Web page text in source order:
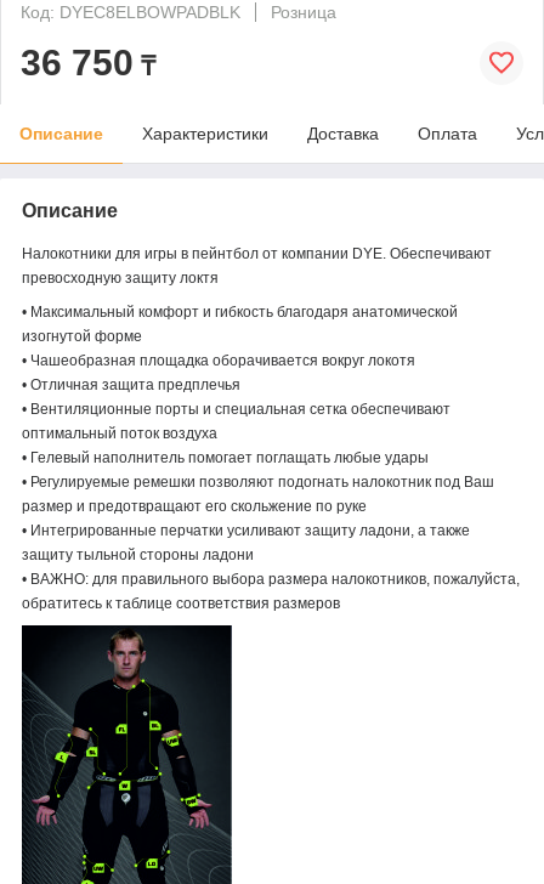
Код: DYEC8ELBOWPADBLK
Розница
36 750 ₸
Описание Характеристики Доставка Оплата
Описание
Налокотники для игры в пейнтбол от компании DYE. Обеспечивают
превосходную защиту локтя
• Максимальный комфорт и гибкость благодаря анатомической
изогнутой форме
• Чашеобразная площадка оборачивается вокруг локотя
• Отличная защита предплечья
• Вентиляционные порты и специальная сетка обеспечивают
оптимальный поток воздуха
• Гелевый наполнитель помогает поглащать любые удары
• Регулируемые ремешки позволяют подогнать налокотник под Ваш
размер и предотвращают его скольжение по руке
• Интегрированные перчатки усиливают защиту ладони, а также
защиту тыльной стороны ладони
• ВАЖНО: для правильного выбора размера налокотников, пожалуйста,
обратитесь к таблице соответствия размеров